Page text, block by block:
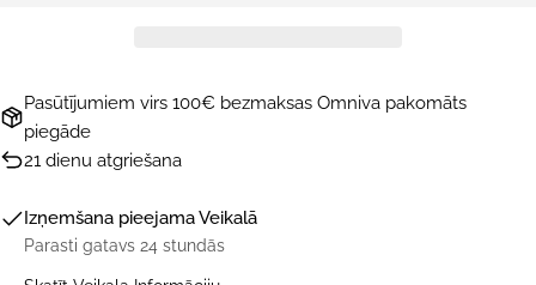
Pasūtījumiem virs 100€ bezmaksas Omniva pakomāts
piegāde
21 dienu atgriešana
Izņemšana pieejamaVeikalā
Parasti gatavs 24 stundās